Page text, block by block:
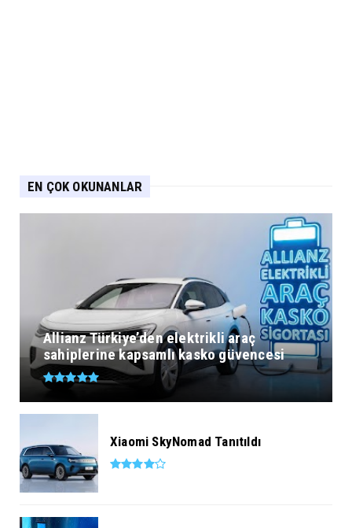
EN ÇOK OKUNANLAR
Allianz Türkiye’den elektrikli araç
sahiplerine kapsamlı kasko güvencesi
Xiaomi SkyNomad Tanıtıldı